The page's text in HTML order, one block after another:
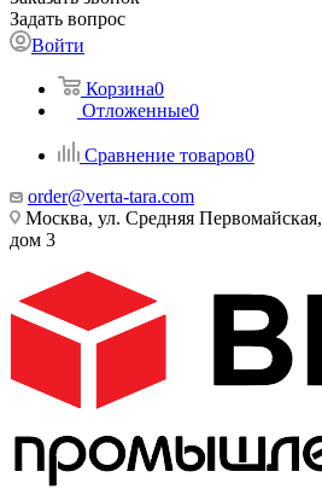
Задать вопрос
Войти
Корзина0
Отложенные0
Сравнение товаров0
order@verta-tara.com
Москва, ул. Средняя Первомайская,
дом 3